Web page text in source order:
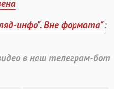
инфо". Вне формата":
в наш телеграм-бот